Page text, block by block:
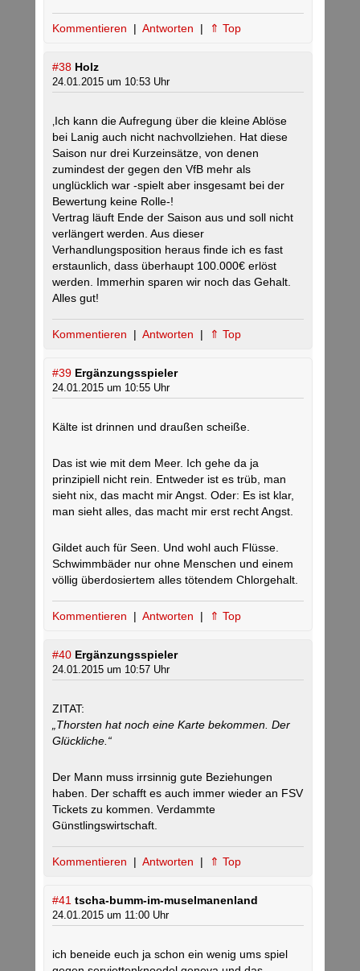
Kommentieren | Antworten | ⇑ Top
#38 Holz
24.01.2015 um 10:53 Uhr
‚Ich kann die Aufregung über die kleine Ablöse
bei Lanig auch nicht nachvollziehen. Hat diese
Saison nur drei Kurzeinsätze, von denen
zumindest der gegen den VfB mehr als
unglücklich war -spielt aber insgesamt bei der
Bewertung keine Rolle-!
Vertrag läuft Ende der Saison aus und soll nicht
verlängert werden. Aus dieser
Verhandlungsposition heraus finde ich es fast
erstaunlich, dass überhaupt 100.000€ erlöst
werden. Immerhin sparen wir noch das Gehalt.
Alles gut!
Kommentieren | Antworten | ⇑ Top
#39 Ergänzungsspieler
24.01.2015 um 10:55 Uhr
Kälte ist drinnen und draußen scheiße.
Das ist wie mit dem Meer. Ich gehe da ja
prinzipiell nicht rein. Entweder ist es trüb, man
sieht nix, das macht mir Angst. Oder: Es ist klar,
man sieht alles, das macht mir erst recht Angst.
Gildet auch für Seen. Und wohl auch Flüsse.
Schwimmbäder nur ohne Menschen und einem
völlig überdosiertem alles tötendem Chlorgehalt.
Kommentieren | Antworten | ⇑ Top
#40 Ergänzungsspieler
24.01.2015 um 10:57 Uhr
ZITAT:
„Thorsten hat noch eine Karte bekommen. Der
Glückliche.“
Der Mann muss irrsinnig gute Beziehungen
haben. Der schafft es auch immer wieder an FSV
Tickets zu kommen. Verdammte
Günstlingswirtschaft.
Kommentieren | Antworten | ⇑ Top
#41 tscha-bumm-im-muselmanenland
24.01.2015 um 11:00 Uhr
ich beneide euch ja schon ein wenig ums spiel